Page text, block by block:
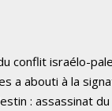
conflit israélo-
a abouti à la
: assassinat